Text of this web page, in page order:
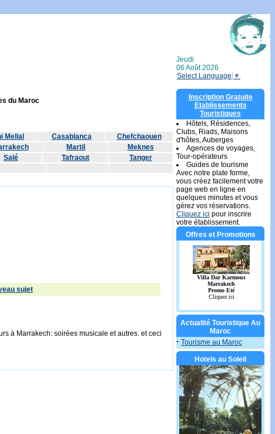
Jeudi
06 Août 2026
Select Language ▼
du Maroc
Mellal Casablanca
Chefchaouen
Martil
Meknes
Salé Tafraout
Tanger
sujet
à Marrakech: soirées musicale et autres. et ceci
Inscription Gratuite
Etablissements
Touristiques
Hôtels, Résidences,
Clubs, Riads, Maisons
d'hôtes, Auberges
Agences de voyages,
Tour-opérateurs
Guides de tourisme
Avec notre plate forme,
vous créez facilement votre
page web en ligne en
quelques minutes et vous
gérez vos réservations.
Cliquez ici pour inscrire
votre établissement.
Offres et Promotions
Actualité Touristique Au
Maroc
· Tourisme au Maroc
Hotels au Soleil